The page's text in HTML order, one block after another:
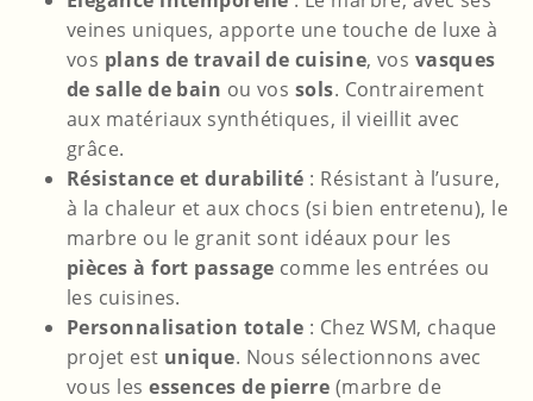
veines uniques, apporte une touche de luxe à
vos plans de travail de cuisine, vos vasques
de salle de bain ou vos sols. Contrairement
aux matériaux synthétiques, il vieillit avec
grâce.
Résistance et durabilité : Résistant à l’usure,
à la chaleur et aux chocs (si bien entretenu), le
marbre ou le granit sont idéaux pour les
pièces à fort passage comme les entrées ou
les cuisines.
Personnalisation totale : Chez WSM, chaque
projet est unique. Nous sélectionnons avec
vous lesessences de pierre (marbre de